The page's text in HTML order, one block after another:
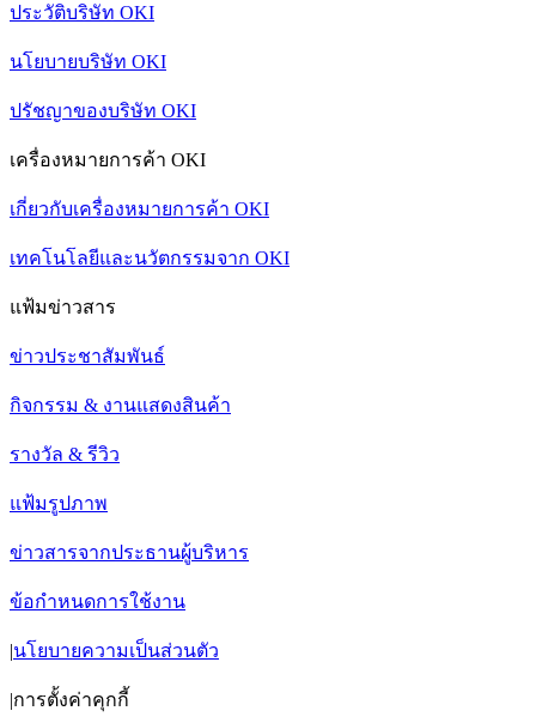
ประวัติบริษัท OKI
นโยบายบริษัท OKI
ปรัชญาของบริษัท OKI
เครื่องหมายการค้า OKI
เกี่ยวกับเครื่องหมายการค้า OKI
เทคโนโลยีและนวัตกรรมจาก OKI
แฟ้มข่าวสาร
ข่าวประชาสัมพันธ์
กิจกรรม & งานแสดงสินค้า
รางวัล & รีวิว
แฟ้มรูปภาพ
ข่าวสารจากประธานผู้บริหาร
ข้อกำหนดการใช้งาน
|นโยบายความเป็นส่วนตัว
|การตั้งค่าคุกกี้